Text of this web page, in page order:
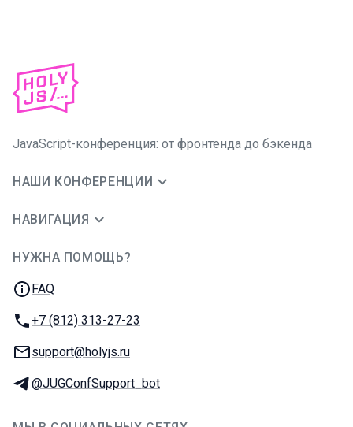
JavaScript-конференция: от фронтенда до бэкенда
НАШИ КОНФЕРЕНЦИИ
НАВИГАЦИЯ
НУЖНА ПОМОЩЬ?
FAQ
Телефон:
+7 (812) 313-27-23
E-mail:
support@holyjs.ru
Телеграм:
@JUGConfSupport_bot